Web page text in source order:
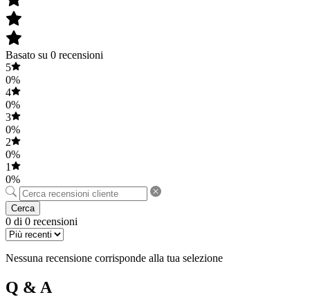
Basato su 0 recensioni
5
0%
4
0%
3
0%
2
0%
1
0%
Cerca
0 di 0 recensioni
Nessuna recensione corrisponde alla tua selezione
Q & A